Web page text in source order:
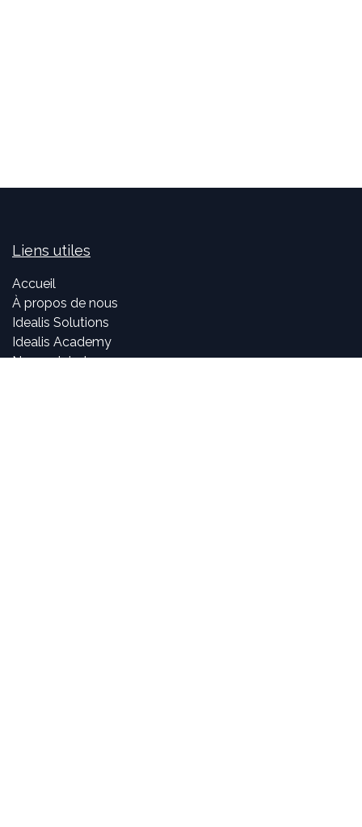
Liens utiles
Accueil
À propos de nous
Idealis Solutions
Idealis Academy
Nous rejoindre